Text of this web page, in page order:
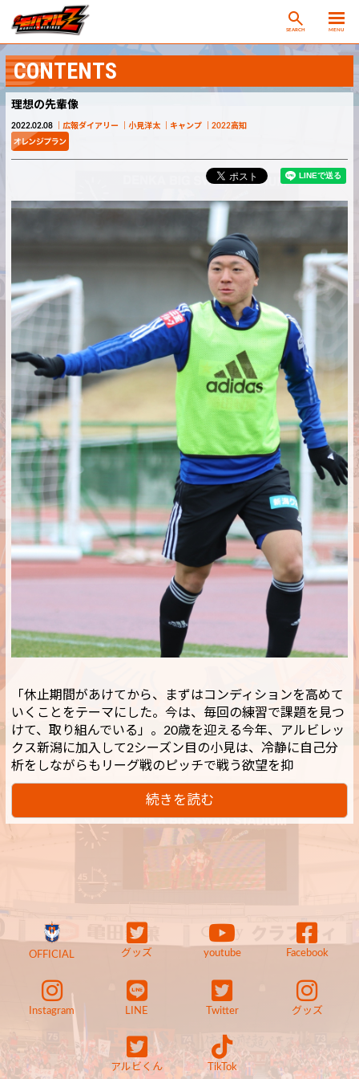
SEARCH MENU
CONTENTS
理想の先輩像
2022.02.08 広報ダイアリー 小見洋太 キャンプ 2022高知
「休止期間があけてから、まずはコンディションを高めて
いくことをテーマにした。今は、毎回の練習で課題を見つ
けて、取り組んでいる」。20歳を迎える今年、アルビレッ
クス新潟に加入して2シーズン目の小見は、冷静に自己分
析をしながらもリーグ戦のピッチで戦う欲望を抑
続きを読む
OFFICIAL グッズ youtube Facebook
Instagram LINE Twitter グッズ
アルビくん TikTok